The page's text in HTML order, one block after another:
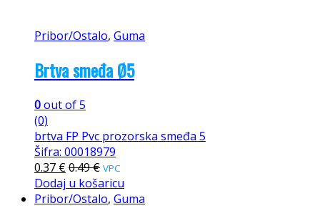
Pribor/Ostalo, Guma
Brtva smeđa Ø5
0out of 5
(0)
brtva FP Pvc prozorska smeđa 5
Šifra: 00018979
0.37 €0.49€ VPC
Dodaj u košaricu
Pribor/Ostalo, Guma